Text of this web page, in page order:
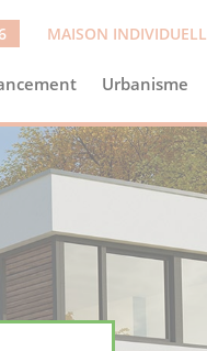
MAISON
Urbanisme